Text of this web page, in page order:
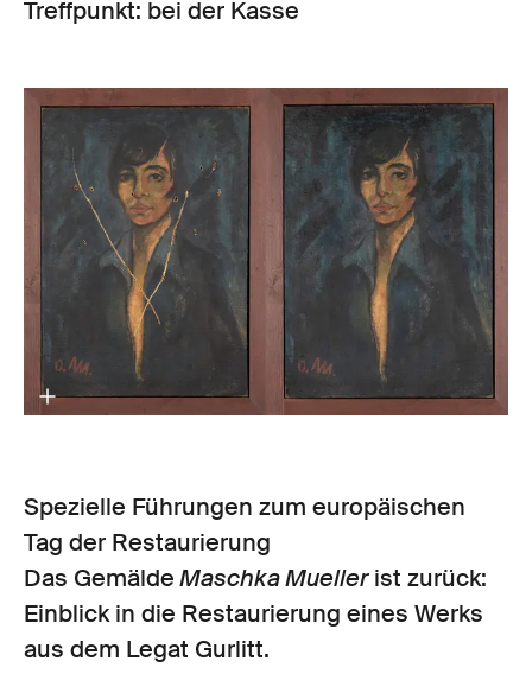
Treffpunkt: bei der Kasse
Spezielle Führungen zum europäischen
Tag der Restaurierung
Das Gemälde Maschka Muellerist zurück:
Einblick in die Restaurierung eines Werks
aus dem Legat Gurlitt.